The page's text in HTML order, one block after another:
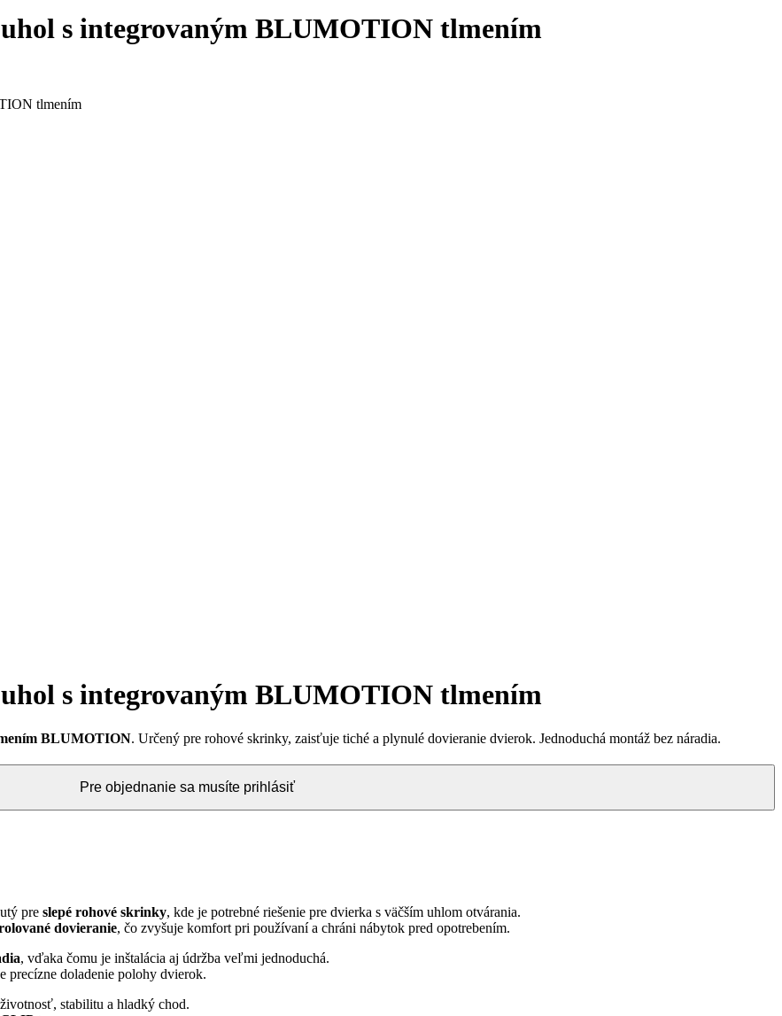
s integrovaným BLUMOTION tlmením
tlmením
s integrovaným BLUMOTION tlmením
BLUMOTION. Určený pre rohové skrinky, zaisťuje tiché a plynulé dovieranie dvierok. Jednoduchá montáž bez náradia.
Pre objednanie sa musíte prihlásiť
pre slepé rohové skrinky, kde je potrebné riešenie pre dvierka s väčším uhlom otvárania.
dovieranie, čo zvyšuje komfort pri používaní a chráni nábytok pred opotrebením.
, vďaka čomu je inštalácia aj údržba veľmi jednoduchá.
precízne doladenie polohy dvierok.
stabilitu a hladký chod.